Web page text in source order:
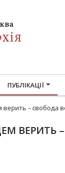
ПУБЛІКАЦІЇ
– свобода
ВЕРИТЬ